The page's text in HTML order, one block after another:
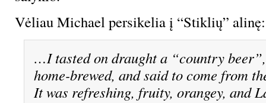
Vėliau Michael persikelia į “Stiklių” alinę:
…I tasted on draught a “country
home-brewed, and said to come from
It was refreshing, fruity, orangey, and